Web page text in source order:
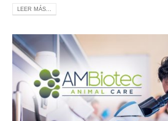
LEER MÁS...